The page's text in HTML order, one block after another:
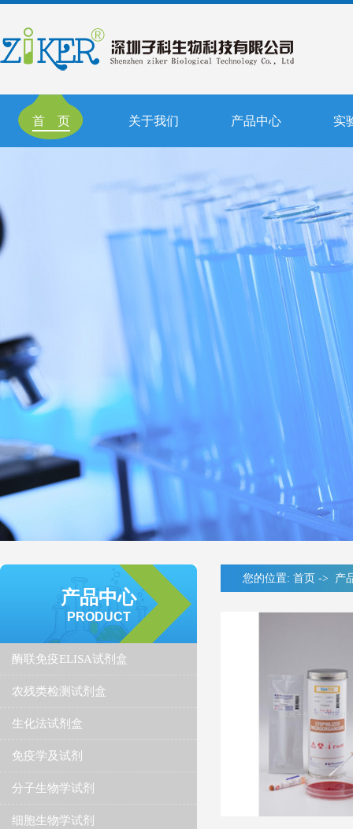
首 页 关于我们 产品中心 实
产品中心
PRODUCT
酶联免疫ELISA试剂盒
农残类检测试剂盒
生化法试剂盒
免疫学及试剂
分子生物学试剂
细胞生物学试剂
您的位置: 首页 -> 产